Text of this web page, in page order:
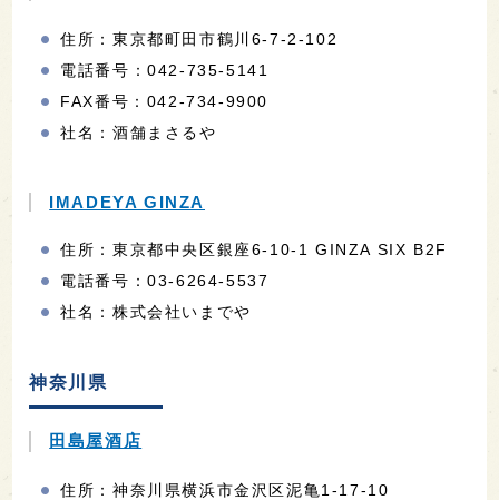
住所：東京都町田市鶴川6-7-2-102
電話番号：042-735-5141
FAX番号：042-734-9900
社名：酒舗まさるや
IMADEYA GINZA
住所：東京都中央区銀座6-10-1 GINZA SIX B2F
電話番号：03-6264-5537
社名：株式会社いまでや
神奈川県
田島屋酒店
住所：神奈川県横浜市金沢区泥亀1-17-10